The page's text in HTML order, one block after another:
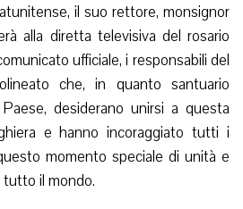
il suo rettore, monsignor
alla diretta televisiva del rosario
ufficiale, i responsabili del
che, in quanto santuario
desiderano unirsi a questa
e hanno incoraggiato tutti i
momento speciale di unità e
tutto il mondo.